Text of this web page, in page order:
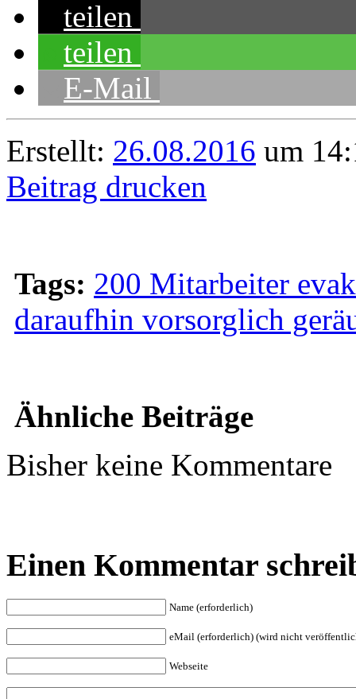
teilen
teilen
E-Mail
Erstellt: 26.08.2016 um
Beitrag drucken
Tags: 200 Mitarbeiter
daraufhin vorsorglich
Ähnliche Beiträge
Bisher keine Kommentare
Einen Kommentar
Name (erforderlich)
eMail (erforderlich) (wird nicht
Webseite